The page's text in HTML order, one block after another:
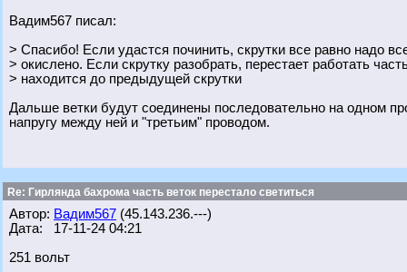
Вадим567 писал:
> Спасибо! Если удастся починить, скрутки все равно надо
> окислено. Если скрутку разобрать, перестает работать
> находится до предыдущей скрутки
Дальше ветки будут соединены последовательно на одном
напругу между ней и "третьим" проводом.
Re: Гирлянда бахрома часть веток перестало светиться
Автор: Вадим567 (45.143.236.---)
Дата: 17-11-24 04:21
251 вольт